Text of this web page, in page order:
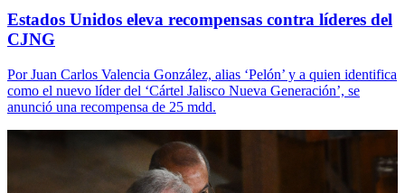
Estados Unidos eleva recompensas contra líderes del
CJNG
Por Juan Carlos Valencia González, alias ‘Pelón’ y a quien identifica
como el nuevo líder del ‘Cártel Jalisco Nueva Generación’, se
anunció una recompensa de 25 mdd.